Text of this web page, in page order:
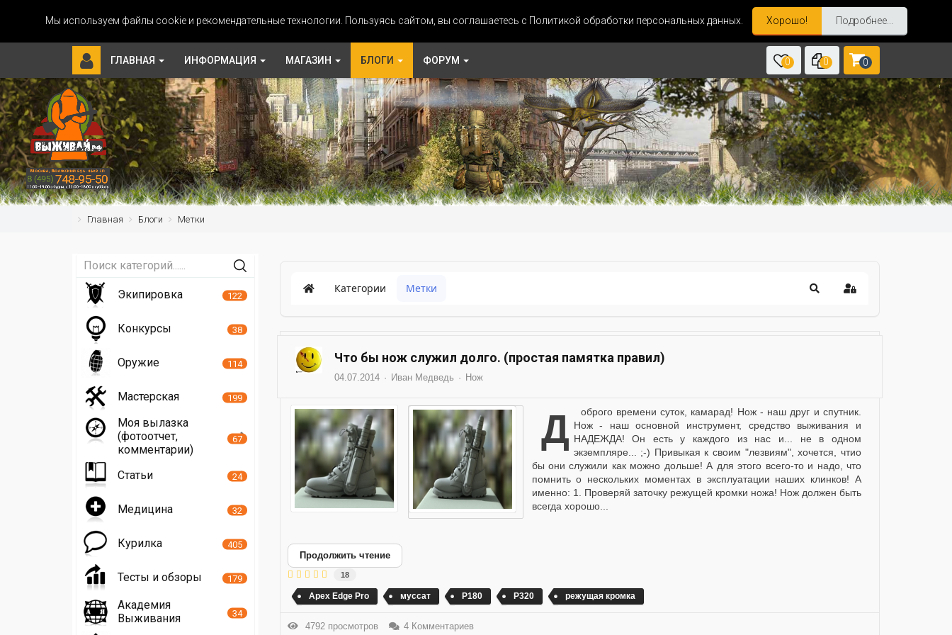
Мы используем файлы cookie и рекомендательные технологии. Пользуясь сайтом, вы соглашаетесь с Политикой обработки персональных данных. Хорошо! Подробнее...
ГЛАВНАЯ ИНФОРМАЦИЯ МАГАЗИН БЛОГИ ФОРУМ 0 0 0
Главная Блоги Метки
Категории Метки
Что бы нож служил долго. (простая памятка правил)
04.07.2014 Иван Медведь Нож
Доброго времени суток, камарад! Нож - наш друг и спутник. Нож - наш основной инструмент, средство выживания и
НАДЕЖДА! Он есть у каждого из нас и... не в одном
экземпляре... ;-) Привыкая к своим "лезвиям", хочется, чтио
бы они служили как можно дольше! А для этого всего-то и надо, что
помнить о нескольких моментах в эксплуатации наших клинков! А
именно: 1. Проверяй заточку режущей кромки ножа! Нож должен быть
всегда хорошо...
Продолжить чтение
18
Apex Edge Pro муссат Р180 Р320 режущая кромка
4792 просмотров 4 Комментариев
Экипировка 122
Конкурсы 38
Оружие 114
Мастерская 199
Моя вылазка
(фотоотчет,
комментарии)
67
Статьи 24
Медицина 32
Курилка 405
Тесты и обзоры 179
Академия
Выживания
34